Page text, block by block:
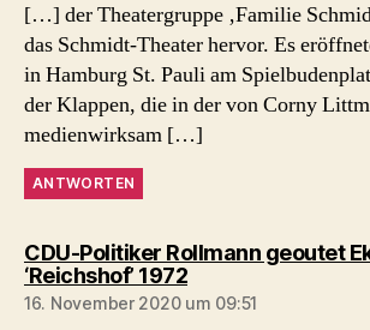
[…] der Theatergruppe ‚Familie
das Schmidt-Theater hervor. Es
in Hamburg St. Pauli am
der Klappen, die in der von Corny
medienwirksam […]
ANTWORTEN
CDU-Politiker Rollmann geoutet
‘Reichshof’ 1972sagt:
16. November 2020 um 09:51